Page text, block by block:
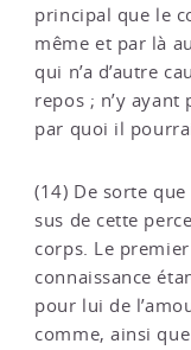
principal que le
même et par là
qui n’a d’autre
repos ; n’y ayant
par quoi il
(14) De sorte
sus de cette
corps. Le
connaissance
pour lui de
comme, ainsi